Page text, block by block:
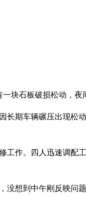
块石板破损松动，
期车辆碾压出现松
作。四人迅速调配
想到中午刚反映问